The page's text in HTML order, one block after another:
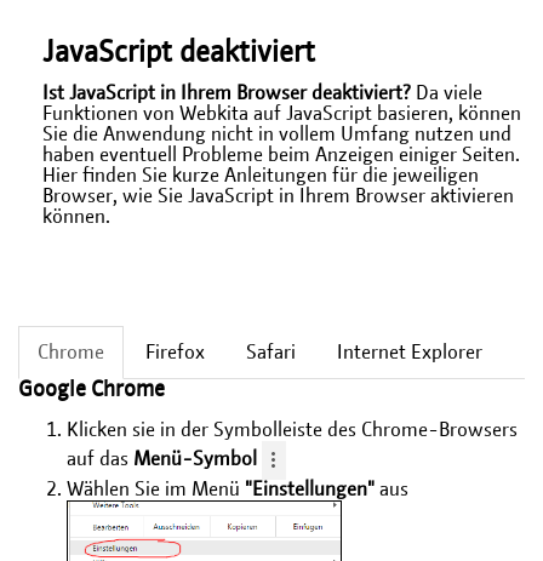
JavaScript deaktiviert
Ist JavaScript in Ihrem Browser deaktiviert? Da viele
Funktionen von Webkita auf JavaScript basieren, können
Sie die Anwendung nicht in vollem Umfang nutzen und
haben eventuell Probleme beim Anzeigen einiger Seiten.
Hier finden Sie kurze Anleitungen für die jeweiligen
Browser, wie Sie JavaScript in Ihrem Browser aktivieren
können.
Chrome Firefox Safari Internet Explorer
Google Chrome
Klicken sie in der Symbolleiste des Chrome-Browsers
auf das Menü-Symbol
Wählen Sie im Menü "Einstellungen" aus